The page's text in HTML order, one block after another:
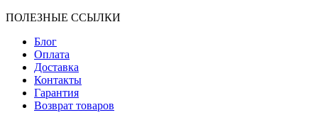
ПОЛЕЗНЫЕ ССЫЛКИ
Блог
Оплата
Доставка
Контакты
Гарантия
Возврат товаров